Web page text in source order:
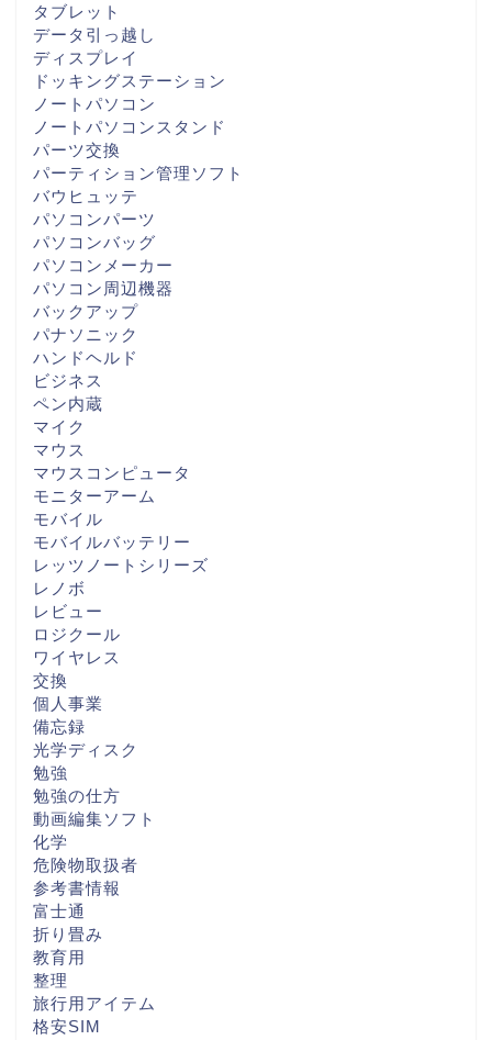
タブレット
データ引っ越し
ディスプレイ
ドッキングステーション
ノートパソコン
ノートパソコンスタンド
パーツ交換
パーティション管理ソフト
バウヒュッテ
パソコンパーツ
パソコンバッグ
パソコンメーカー
パソコン周辺機器
バックアップ
パナソニック
ハンドヘルド
ビジネス
ペン内蔵
マイク
マウス
マウスコンピュータ
モニターアーム
モバイル
モバイルバッテリー
レッツノートシリーズ
レノボ
レビュー
ロジクール
ワイヤレス
交換
個人事業
備忘録
光学ディスク
勉強
勉強の仕方
動画編集ソフト
化学
危険物取扱者
参考書情報
富士通
折り畳み
教育用
整理
旅行用アイテム
格安SIM